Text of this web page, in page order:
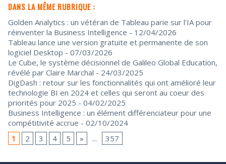
DANS LA MÊME RUBRIQUE :
Golden Analytics : un vétéran de Tableau parie sur l'IA pour
réinventer la Business Intelligence - 12/04/2026
Tableau lance une version gratuite et permanente de son
logiciel Desktop - 07/03/2026
Le Cube, le système décisionnel de Galileo Global Education,
révélé par Claire Marchal - 24/03/2025
DigDash : retour sur les fonctionnalités qui ont amélioré leur
technologie BI en 2024 et celles qui seront au coeur des
priorités pour 2025 - 04/02/2025
Business Intelligence : un élément différenciateur pour une
compétitivité accrue - 02/10/2024
1
2 3 4 5 » ... 357